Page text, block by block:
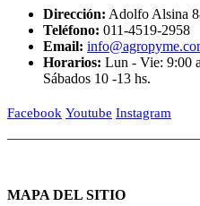
Dirección: Adolfo Alsina
Teléfono: 011-4519-2958
Email:
Horarios: Lun - Vie: 9:00
Sábados 10 -13 hs.
Facebook Youtube Instagram
MAPA DEL SITIO